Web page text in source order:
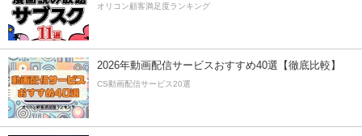
オリコン顧客満足度ランキング
2026年動画配信サービスおすすめ40選【徹底比較】
CS動画配信サービス20選